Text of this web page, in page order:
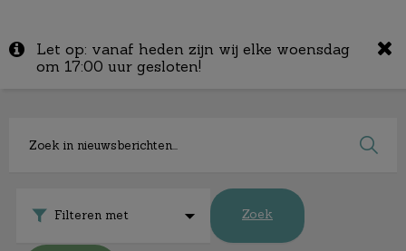
Zoek
Zoek
Let op: vanaf heden zijn wij elke woensdag
om 17:00 uur gesloten!
Filteren met Zoek